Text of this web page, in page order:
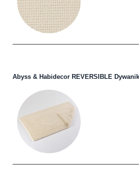
Abyss & Habidecor REVERSIBLE